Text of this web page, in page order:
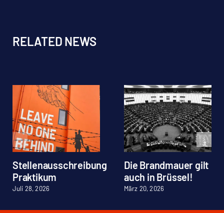
RELATED NEWS
Stellenausschreibung
Praktikum
Juli 28, 2026
Die Brandmauer gilt
auch in Brüssel!
März 20, 2026